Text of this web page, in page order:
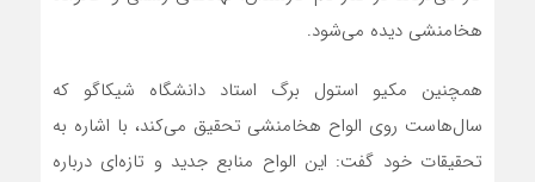
هخامنشی دیده می‌شود.
همچنین مکیو استول برگ استاد دانشگاه شیکاگو که
سال‌هاست روی الواح هخامنشی تحقیق می‌کند، با اشاره به
تحقیقات خود گفت: این الواح منابع جدید و تازه‌ای درباره